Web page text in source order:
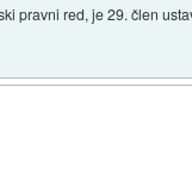
pravni red, je 29. člen